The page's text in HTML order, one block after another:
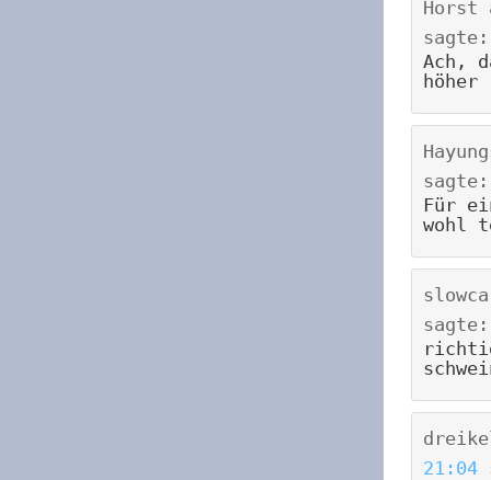
Horst
sagte:
Ach,
höher
sagte:
Für
wohl
sagte:
21:04